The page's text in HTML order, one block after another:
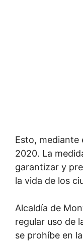
Esto, mediante
2020. La
garantizar y
la vida de los
Alcaldía de
regular uso de
se prohíbe en